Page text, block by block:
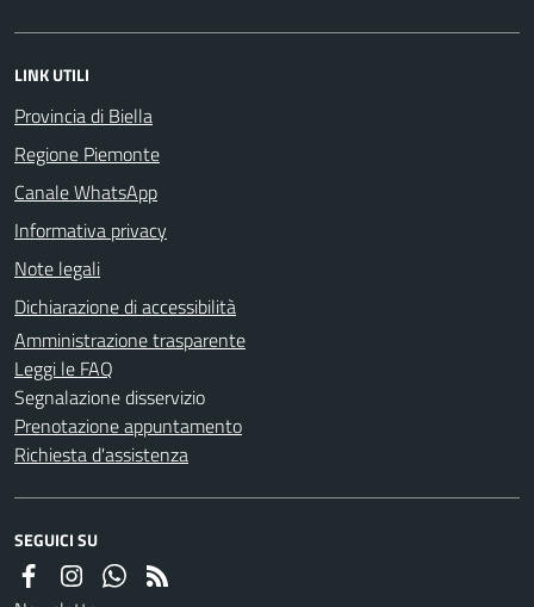
LINK UTILI
Provincia di Biella
Regione Piemonte
Canale WhatsApp
Informativa privacy
Note legali
Dichiarazione di accessibilità
Amministrazione trasparente
Leggi le FAQ
Segnalazione disservizio
Prenotazione appuntamento
Richiesta d'assistenza
SEGUICI SU